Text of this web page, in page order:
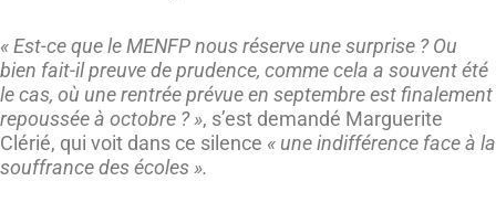
« Est-ce que le MENFP nous réserve une surprise ? Ou
bien fait-il preuve de prudence, comme cela a souvent été
le cas, où une rentrée prévue en septembre est finalement
repoussée à octobre ? », s’est demandé Marguerite
Clérié, qui voit dans ce silence « une indifférence face à la
souffrance des écoles ».